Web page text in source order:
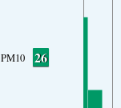
PM10 26